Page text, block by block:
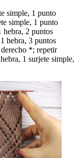
simple, 1 punto
simple, 1 punto
hebra, 2 puntos
hebra, 3 puntos
*; repetir
1 surjete simple,